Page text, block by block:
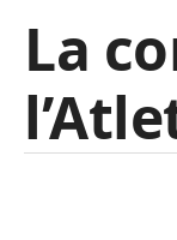
La